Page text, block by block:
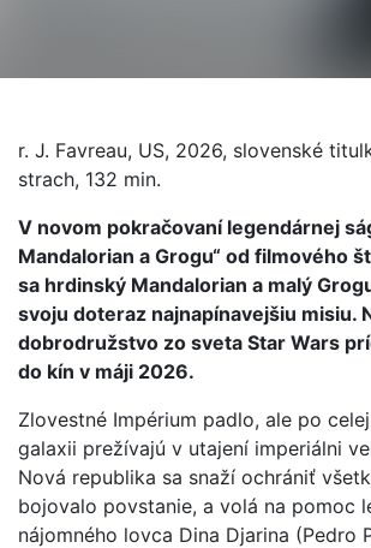
r. J. Favreau, US, 2026, slovenské
strach, 132 min.
V novom pokračovaní legendárnej
Mandalorian a Grogu“ od filmového
sa hrdinský Mandalorian a malý
svoju doteraz najnapínavejšiu misiu.
dobrodružstvo zo sveta Star Wars
do kín v máji 2026.
Zlovestné Impérium padlo, ale po
galaxii prežívajú v utajení imperiálni
Nová republika sa snaží ochrániť
bojovalo povstanie, a volá na pomoc
nájomného lovca Dina Djarina (Pedro